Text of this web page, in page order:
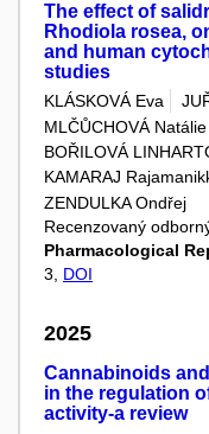
The effect of
Rhodiola rosea,
and human
studies
KLÁSKOVÁ Eva
MLČŮCHOVÁ Natálie
BOŘILOVÁ
KAMARAJ
ZENDULKA Ondřej
Recenzovaný
Pharmacological
3, DOI
2025
Cannabinoids
in the regulation
activity-a review